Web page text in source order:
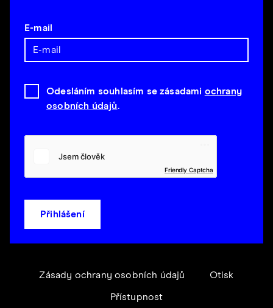
E-mail
Odesláním souhlasím se zásadami ochrany
osobních údajů.
Friendly Captcha
Přihlášení
Zásady ochrany osobních údajů Otisk
Přístupnost